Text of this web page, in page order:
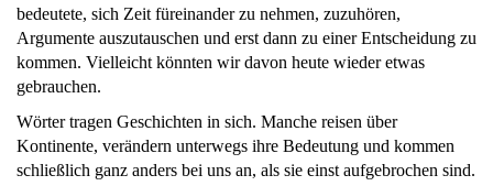
bedeutete, sich Zeit füreinander zu nehmen, zuzuhören,
Argumente auszutauschen und erst dann zu einer Entscheidung zu
kommen. Vielleicht könnten wir davon heute wieder etwas
gebrauchen.
Wörter tragen Geschichten in sich. Manche reisen über
Kontinente, verändern unterwegs ihre Bedeutung und kommen
schließlich ganz anders bei uns an, als sie einst aufgebrochen sind.